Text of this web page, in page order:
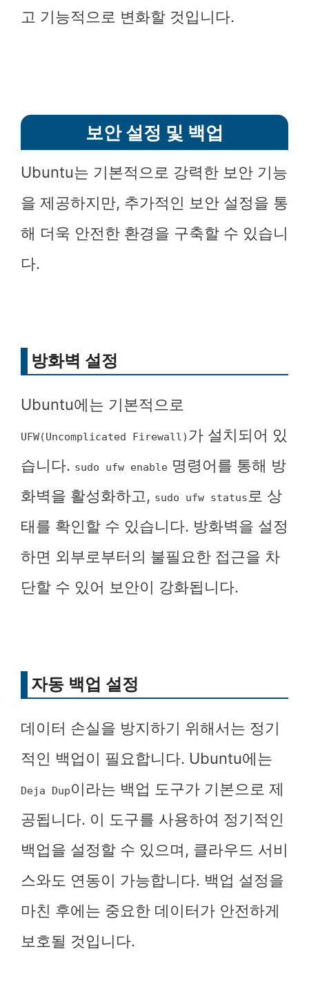
고 기능적으로 변화할 것입니다.
보안 설정 및 백업
Ubuntu는 기본적으로 강력한 보안 기능
을 제공하지만, 추가적인 보안 설정을 통
해 더욱 안전한 환경을 구축할 수 있습니
다.
방화벽 설정
Ubuntu에는 기본적으로
UFW(Uncomplicated Firewall) 가 설치되어 있
습니다. sudo ufw enable 명령어를 통해 방
화벽을 활성화하고, sudo ufw status 로 상
태를 확인할 수 있습니다. 방화벽을 설정
하면 외부로부터의 불필요한 접근을 차
단할 수 있어 보안이 강화됩니다.
자동 백업 설정
데이터 손실을 방지하기 위해서는 정기
적인 백업이 필요합니다. Ubuntu에는
Deja Dup이라는 백업 도구가 기본으로 제
공됩니다. 이 도구를 사용하여 정기적인
백업을 설정할 수 있으며, 클라우드 서비
스와도 연동이 가능합니다. 백업 설정을
마친 후에는 중요한 데이터가 안전하게
보호될 것입니다.